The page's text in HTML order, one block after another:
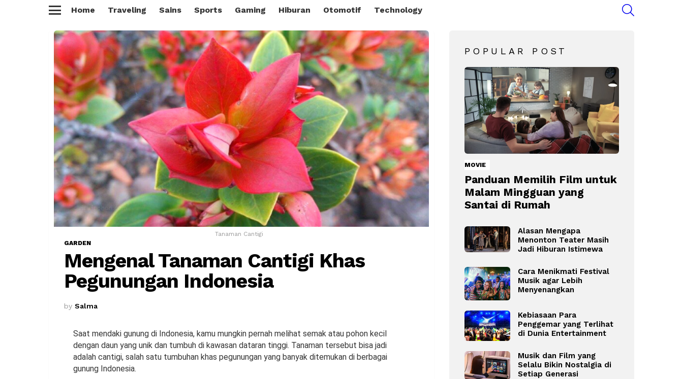
Home Traveling Sains Sports Gaming Hiburan Otomotif Technology
Tanaman Cantigi
GARDEN
Mengenal Tanaman Cantigi Khas
Pegunungan Indonesia
by Salma
Saat mendaki gunung di Indonesia, kamu mungkin pernah melihat semak atau pohon kecil
dengan daun yang unik dan tumbuh di kawasan dataran tinggi. Tanaman tersebut bisa jadi
adalah cantigi, salah satu tumbuhan khas pegunungan yang banyak ditemukan di berbagai
gunung Indonesia.
POPULAR POST
MOVIE
Panduan Memilih Film untuk
Malam Mingguan yang
Santai di Rumah
Alasan Mengapa
Menonton Teater Masih
Jadi Hiburan Istimewa
Cara Menikmati Festival
Musik agar Lebih
Menyenangkan
Kebiasaan Para
Penggemar yang Terlihat
di Dunia Entertainment
Musik dan Film yang
Selalu Bikin Nostalgia di
Setiap Generasi